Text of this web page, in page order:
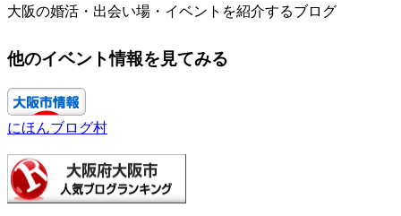
大阪の婚活・出会い場・イベントを紹介するブログ
他のイベント情報を見てみる
にほんブログ村